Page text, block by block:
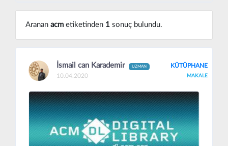
Aranan acmetiketinden 1sonuç bulundu.
İsmail can Karademir UZMAN
10.04.2020
KÜTÜPHANE
MAKALE